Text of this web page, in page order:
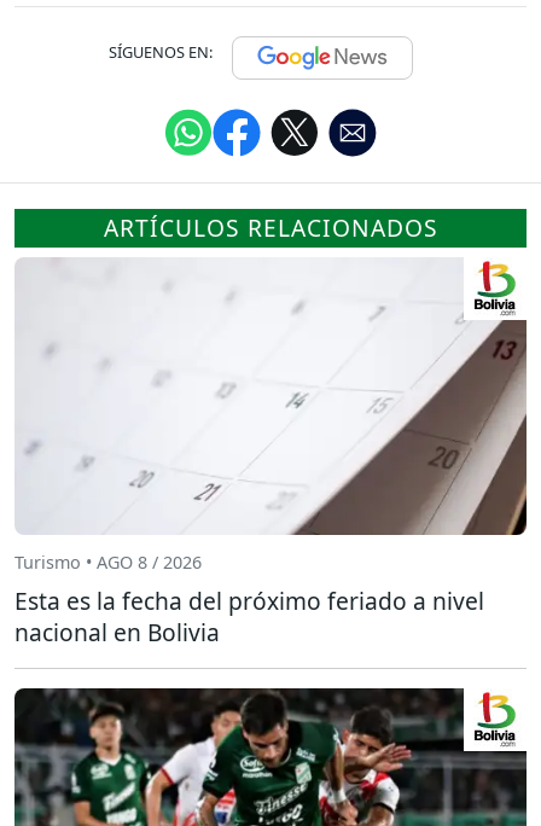
SÍGUENOS EN:
ARTÍCULOS RELACIONADOS
Turismo • AGO 8 / 2026
Esta es la fecha del próximo feriado a nivel
nacional en Bolivia